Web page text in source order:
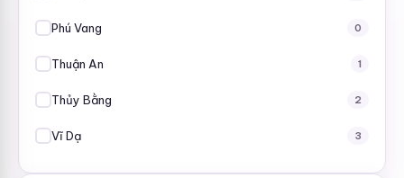
Phú Vang 0
Thuận An 1
Thủy Bằng 2
Vĩ Dạ 3